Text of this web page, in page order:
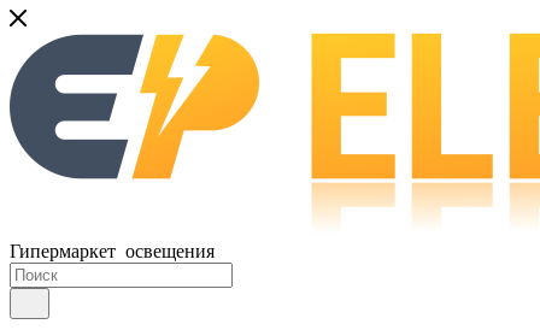
Гипермаркет освещения